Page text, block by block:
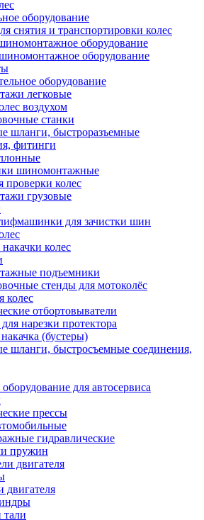
оборудование
снятия и транспортировки колес
оборудование
оборудование
оборудование
легковые
воздухом
станки
шланги, быстроразъемные
фитинги
шиномонтажные
проверки колес
грузовые
для зачистки шин
колес
подъемники
стенды для мотоколёс
колес
отбортовыватели
нарезки протектора
(бустеры)
шланги, быстросъемные соединения,
для автосервиса
прессы
гидравлические
пружин
двигателя
двигателя
тали